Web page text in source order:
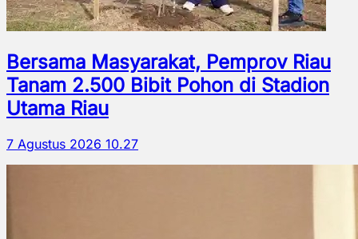
Bersama Masyarakat, Pemprov Riau
Tanam 2.500 Bibit Pohon di Stadion
Utama Riau
7 Agustus 2026 10.27